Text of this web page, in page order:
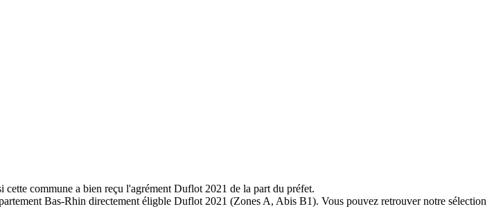
commune a bien reçu l'agrément Duflot 2021 de la part du préfet.
Bas-Rhin directement éligble Duflot 2021 (Zones A, Abis B1). Vous pouvez retrouver notre sélection